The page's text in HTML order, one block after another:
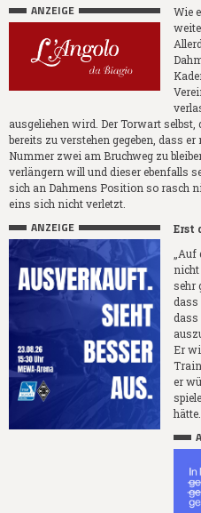
ANZEIGE
Wie
ausgeliehen wird. Der Torwart
bereits zu verstehen gegeben, dass
Nummer zwei am Bruchweg zu
verlängern will und dieser ebenfalls
sich an Dahmens Position so rasch
eins sich nicht verletzt.
ANZEIGE
Erst
sehr
dass
Er
er
hätte.